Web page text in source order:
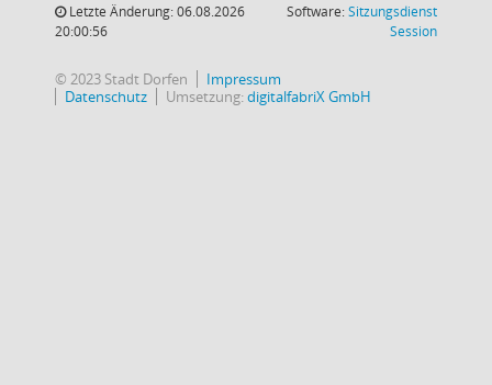
Letzte Änderung: 06.08.2026
20:00:56
Software:Sitzungsdienst
Session(Wird in
© 2023 Stadt Dorfen
Impressum
Datenschutz
Umsetzung:digitalfabriX GmbH